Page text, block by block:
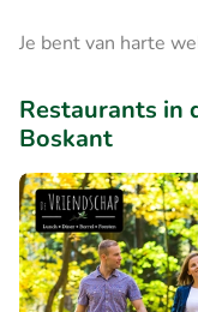
Je bent van harte
Restaurants in
Boskant